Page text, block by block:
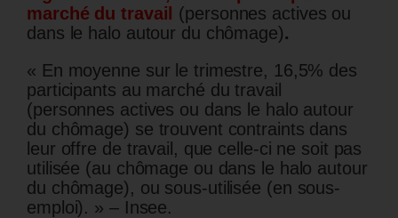
marché du travail
(personnes actives ou
dans le halo autour du chômage).
« En moyenne sur le trimestre, 16,5% des
participants au marché du travail
(personnes actives ou dans le halo autour
du chômage) se trouvent contraints dans
leur offre de travail, que celle-ci ne soit pas
utilisée (au chômage ou dans le halo autour
du chômage), ou sous-utilisée (en sous-
emploi). » – Insee.